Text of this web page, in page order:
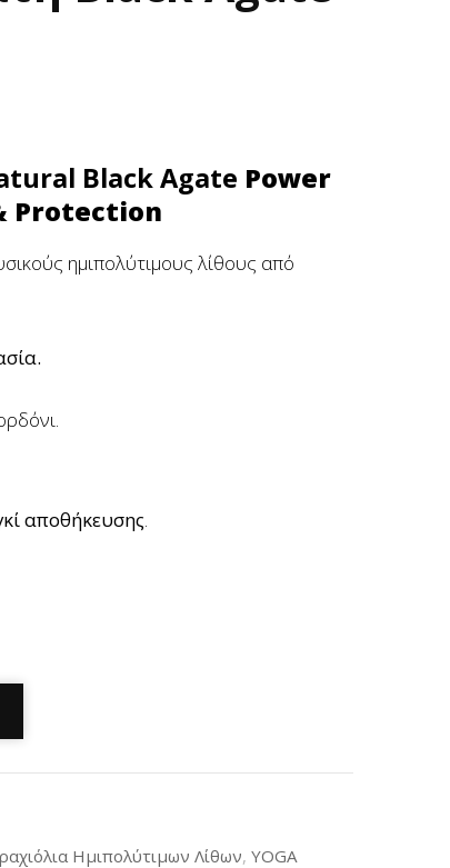
Black Agate Power
Protection
ημιπολύτιμους λίθους από
αποθήκευσης.
Ημιπολύτιμων Λίθων,YOGA